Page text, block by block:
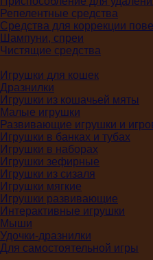
Репелентные средства
Средства для коррекции
Шампуни, спреи
Чистящие средства
Игрушки для кошек
Дразнилки
Игрушки из кошачьей мяты
Малые игрушки
Развивающие игрушки и
Игрушки в банках и тубах
Игрушки в наборах
Игрушки зефирные
Игрушки из сизаля
Игрушки мягкие
Игрушки развивающие
Интерактивные игрушки
Мыши
Удочки-дразнилки
Для самостоятельной игры